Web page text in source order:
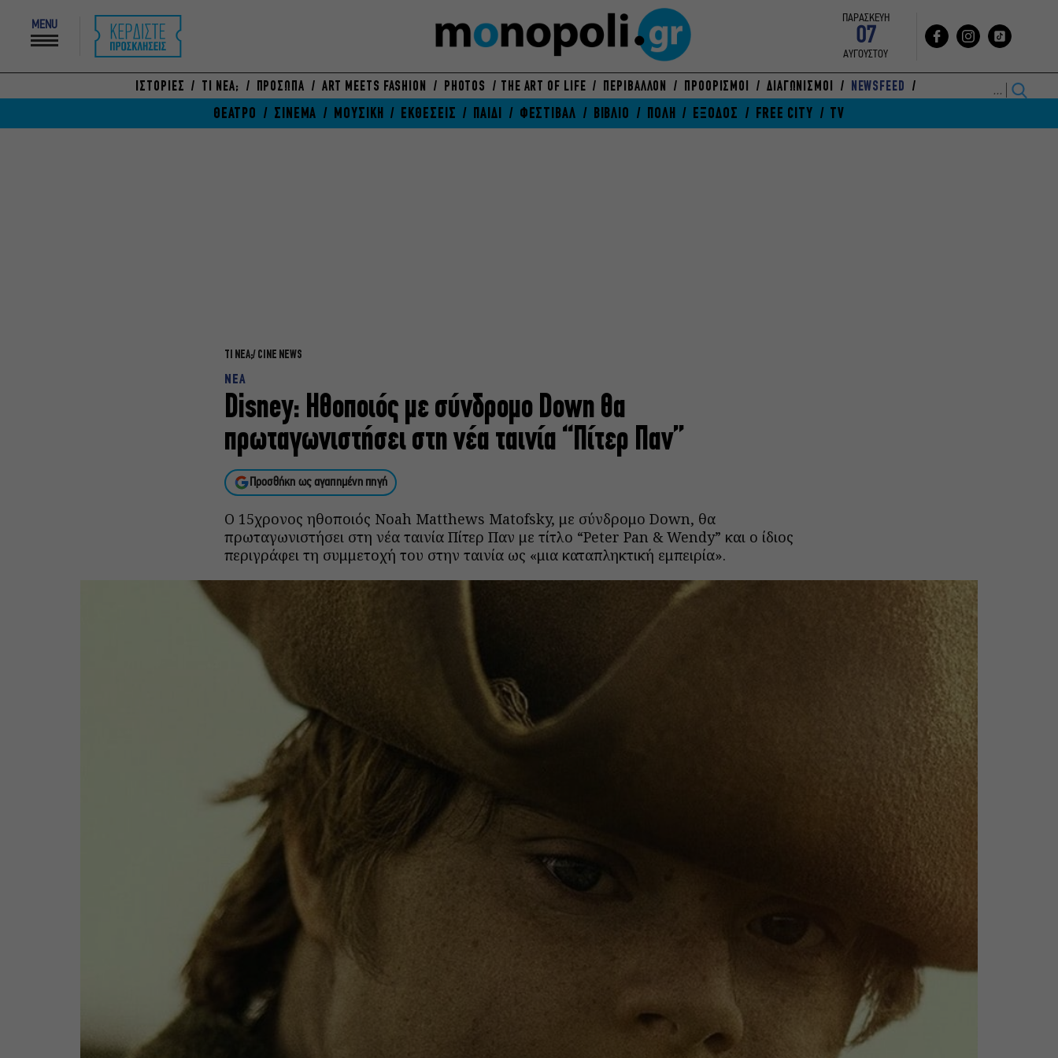
MENU
ΠΑΡΑΣΚΕΥΗ
07
ΑΥΓΟΥΣΤΟΥ
ΙΣΤΟΡΙΕΣ ΤΙ ΝΕΑ; ΠΡΟΣΩΠΑ ART MEETS FASHION PHOTOS THE ART OF LIFE ΠΕΡΙΒΑΛΛΟΝ ΠΡΟΟΡΙΣΜΟΙ ΔΙΑΓΩΝΙΣΜΟΙ NEWSFEED
ΘΕΑΤΡΟ ΣΙΝΕΜΑ ΜΟΥΣΙΚΗ ΕΚΘΕΣΕΙΣ ΠΑΙΔΙ ΦΕΣΤΙΒΑΛ ΒΙΒΛΙΟ ΠΟΛΗ ΕΞΟΔΟΣ FREE CITY TV
ΤΙ ΝΕΑ; CINE NEWS
ΝΕΑ
Disney: Ηθοποιός με σύνδρομο Down θα
πρωταγωνιστήσει στη νέα ταινία “Πίτερ Παν”
Προσθήκη ως αγαπημένη πηγή
Ο 15χρονος ηθοποιός Noah Matthews Matofsky, με σύνδρομο Down, θα
πρωταγωνιστήσει στη νέα ταινία Πίτερ Παν με τίτλο “Peter Pan & Wendy” και ο ίδιος
περιγράφει τη συμμετοχή του στην ταινία ως «μια καταπληκτική εμπειρία».